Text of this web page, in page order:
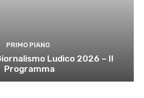
PRIMO PIANO
Ludico 2026 – Il
Programma